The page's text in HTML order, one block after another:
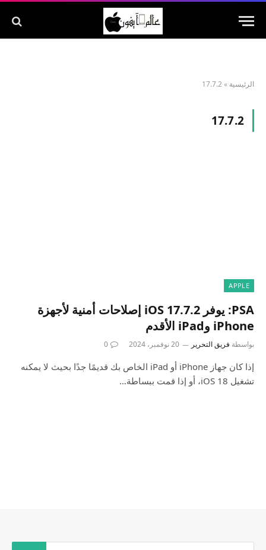
الرئيسية »
17.7.2
17.7.2
APPLE
PSA: يوفر iOS 17.7.2 إصلاحات أمنية لأجهزة
iPhone وiPad الأقدم
بواسطة فريق التحرير 20 نوفمبر، 2024 0
إذا كان جهاز iPhone أو iPad الخاص بك قديمًا جدًا بحيث لا يمكنه
تشغيل iOS 18، أو إذا قمت ببساطة…